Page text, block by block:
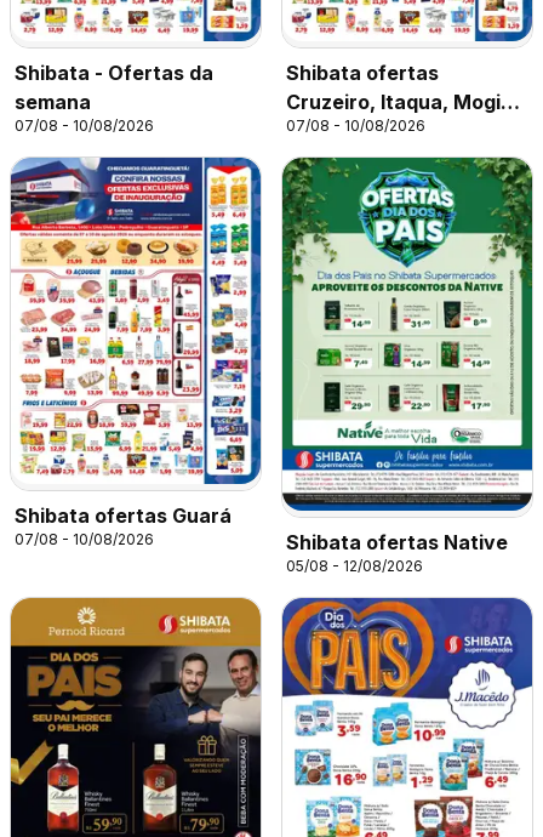
Shibata - Ofertas da
semana
07/08 - 10/08/2026
Shibata ofertas
Cruzeiro, Itaqua, Mogi
César e Poá
07/08 - 10/08/2026
Shibata ofertas Guará
07/08 - 10/08/2026 Shibata ofertas Native
05/08 - 12/08/2026